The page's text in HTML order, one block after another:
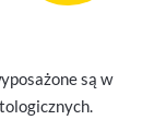
są w